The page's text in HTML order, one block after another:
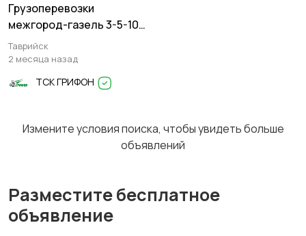
Грузоперевозки
межгород-газель 3-5-10
тонн
Таврийск
2 месяца назад
ТСК ГРИФОН
Измените условия поиска, чтобы увидеть больше
объявлений
Разместите бесплатное
объявление